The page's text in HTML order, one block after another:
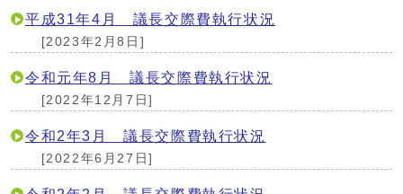
平成31年4月 議長交際費執行状況
[2023年2月8日]
令和元年8月 議長交際費執行状況
[2022年12月7日]
令和2年3月 議長交際費執行状況
[2022年6月27日]